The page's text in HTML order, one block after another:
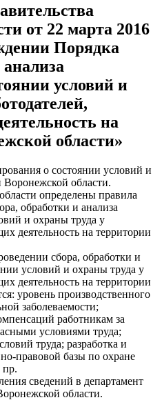
от 22 марта 2016
Порядка
условий и
на
области»
о состоянии условий и
Воронежской области.
определены правила
обработки и анализа
и охраны труда у
деятельность на территории
сбора, обработки и
условий и охраны труда у
деятельность на территории
уровень производственного
заболеваемости;
работникам за
условиями труда;
труда; разработка и
правовой базы по охране
пр.
сведений в департамент
области.